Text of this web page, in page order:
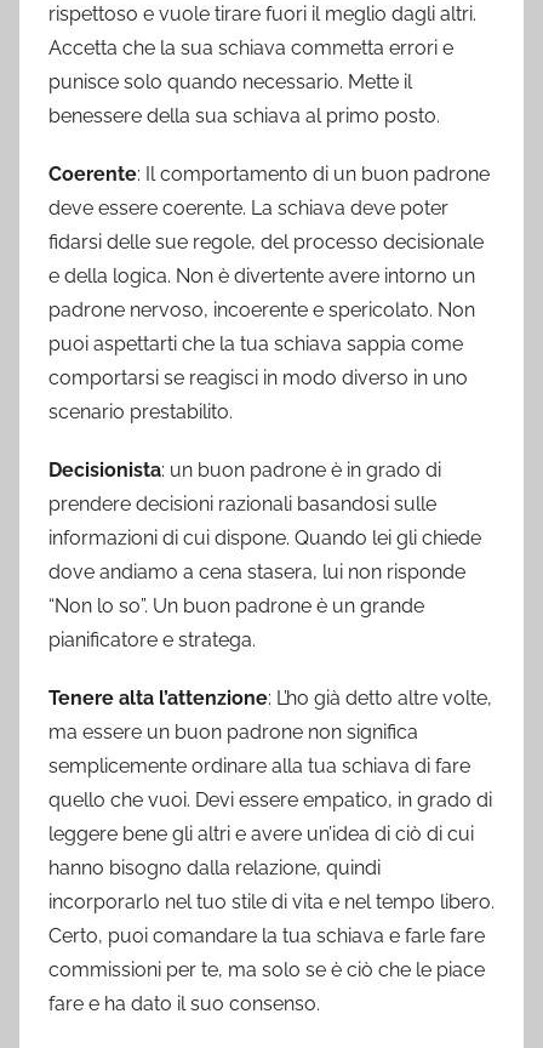
rispettoso e vuole tirare fuori il meglio dagli altri.
Accetta che la sua schiava commetta errori e
punisce solo quando necessario. Mette il
benessere della sua schiava al primo posto.
Coerente: Il comportamento di un buon padrone
deve essere coerente. La schiava deve poter
fidarsi delle sue regole, del processo decisionale
e della logica. Non è divertente avere intorno un
padrone nervoso, incoerente e spericolato. Non
puoi aspettarti che la tua schiava sappia come
comportarsi se reagisci in modo diverso in uno
scenario prestabilito.
Decisionista: un buon padrone è in grado di
prendere decisioni razionali basandosi sulle
informazioni di cui dispone. Quando lei gli chiede
dove andiamo a cena stasera, lui non risponde
“Non lo so”. Un buon padrone è un grande
pianificatore e stratega.
Tenere alta l’attenzione: L’ho già detto altre volte,
ma essere un buon padrone non significa
semplicemente ordinare alla tua schiava di fare
quello che vuoi. Devi essere empatico, in grado di
leggere bene gli altri e avere un’idea di ciò di cui
hanno bisogno dalla relazione, quindi
incorporarlo nel tuo stile di vita e nel tempo libero.
Certo, puoi comandare la tua schiava e farle fare
commissioni per te, ma solo se è ciò che le piace
fare e ha dato il suo consenso.